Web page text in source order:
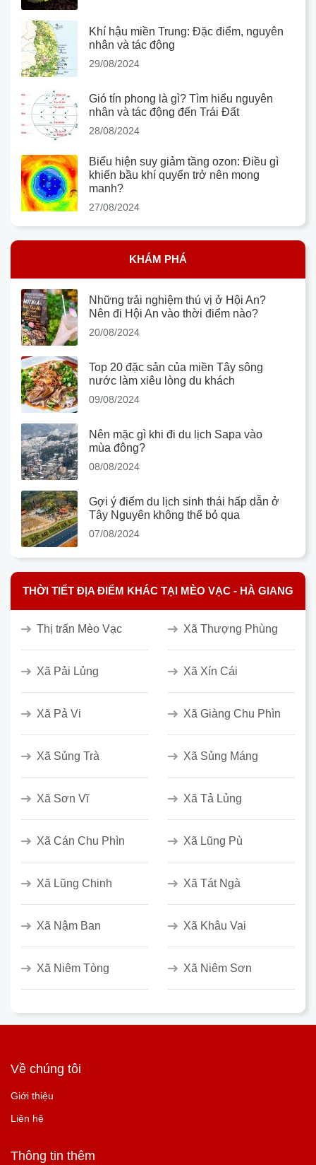
Khí hậu miền Trung: Đặc điểm, nguyên
nhân và tác động
29/08/2024
Gió tín phong là gì? Tìm hiểu nguyên
nhân và tác động đến Trái Đất
28/08/2024
Biểu hiện suy giảm tầng ozon: Điều gì
khiến bầu khí quyển trở nên mong
manh?
27/08/2024
KHÁM PHÁ
Những trải nghiệm thú vị ở Hội An?
Nên đi Hội An vào thời điểm nào?
20/08/2024
Top 20 đặc sản của miền Tây sông
nước làm xiêu lòng du khách
09/08/2024
Nên mặc gì khi đi du lịch Sapa vào
mùa đông?
08/08/2024
Gợi ý điểm du lịch sinh thái hấp dẫn ở
Tây Nguyên không thể bỏ qua
07/08/2024
THỜI TIẾT ĐỊA ĐIỂM KHÁC TẠI MÈO VẠC - HÀ GIANG
Thị trấn Mèo Vạc Xã Thượng Phùng
Xã Pải Lủng Xã Xín Cái
Xã Pả Vi Xã Giàng Chu Phìn
Xã Sủng Trà Xã Sủng Máng
Xã Sơn Vĩ Xã Tả Lủng
Xã Cán Chu Phìn Xã Lũng Pù
Xã Lũng Chinh Xã Tát Ngà
Xã Nậm Ban Xã Khâu Vai
Xã Niêm Tòng Xã Niêm Sơn
Về chúng tôi
Giới thiệu
Liên hệ
Thông tin thêm